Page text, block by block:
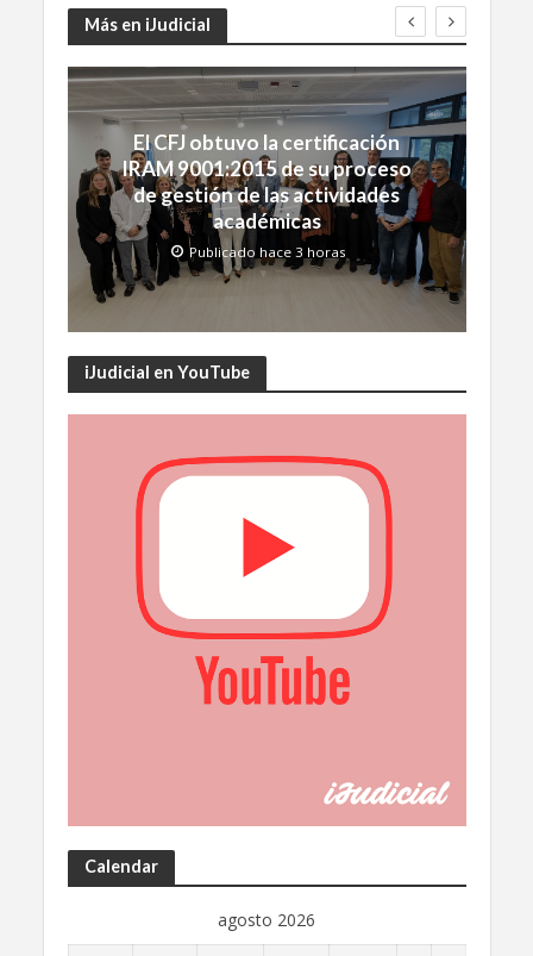
Más en iJudicial
El CFJ obtuvo la certificación
IRAM 9001:2015 de su proceso
de gestión de las actividades
académicas
Publicado hace 3 horas
iJudicial en YouTube
Calendar
agosto 2026